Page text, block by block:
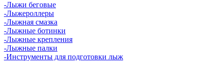
-Лыжи беговые
-Лыжероллеры
-Лыжная смазка
-Лыжные ботинки
-Лыжные крепления
-Лыжные палки
-Инструменты для подготовки лыж